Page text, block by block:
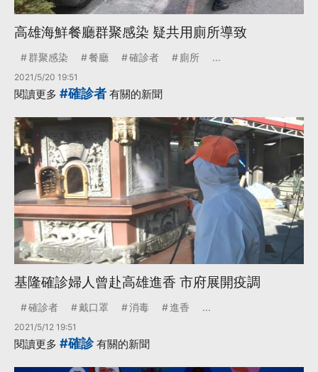
高雄海鮮餐廳群聚感染 疑共用廁所導致
群聚感染 餐廳 確診者 廁所 ...
2021/5/20 19:51
閱讀更多 #確診者 有關的新聞
基隆確診婦人曾赴高雄進香 市府展開疫調
確診者 戴口罩 消毒 進香 ...
2021/5/12 19:51
閱讀更多 #確診有關的新聞